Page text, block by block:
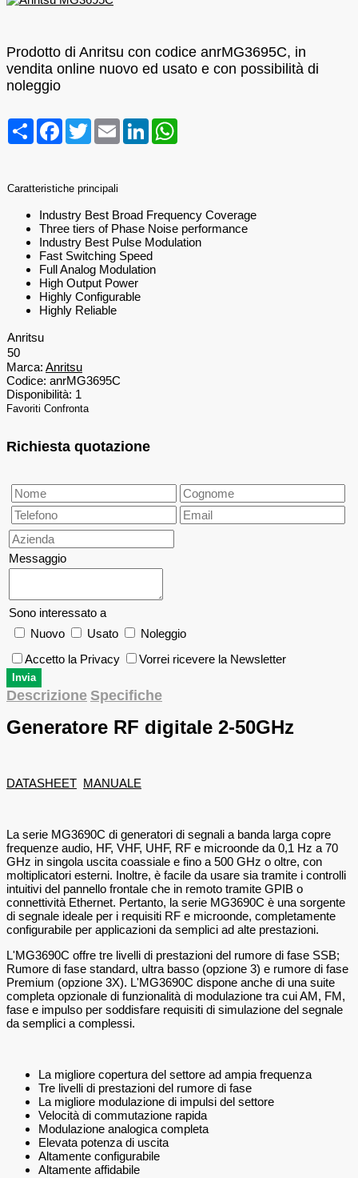
Prodotto di Anritsu con codice anrMG3695C, in
vendita online nuovo ed usato e con possibilità di
noleggio
CondividiFacebook
TwitterEmail LinkedIn
Caratteristiche principali
Industry Best Broad Frequency Coverage
Three tiers of Phase Noise performance
Industry Best Pulse Modulation
Fast Switching Speed
Full Analog Modulation
High Output Power
Highly Configurable
Highly Reliable
Anritsu
50
Marca: Anritsu
Codice: anrMG3695C
Disponibilità: 1
Favoriti Confronta
Richiesta quotazione
Messaggio
Sono interessato a
Nuovo
Usato
Noleggio
Accetto la Privacy
Vorrei ricevere la Newsletter
Descrizione Specifiche
Generatore RF digitale 2-50GHz
DATASHEET MANUALE
La serie MG3690C di generatori di segnali a banda larga copre
frequenze audio, HF, VHF, UHF, RF e microonde da 0,1 Hz a 70
GHz in singola uscita coassiale e fino a 500 GHz o oltre, con
moltiplicatori esterni. Inoltre, è facile da usare sia tramite i controlli
intuitivi del pannello frontale che in remoto tramite GPIB o
connettività Ethernet. Pertanto, la serie MG3690C è una sorgente
di segnale ideale per i requisiti RF e microonde, completamente
configurabile per applicazioni da semplici ad alte prestazioni.
L'MG3690C offre tre livelli di prestazioni del rumore di fase SSB;
Rumore di fase standard, ultra basso (opzione 3) e rumore di fase
Premium (opzione 3X). L'MG3690C dispone anche di una suite
completa opzionale di funzionalità di modulazione tra cui AM, FM,
fase e impulso per soddisfare requisiti di simulazione del segnale
da semplici a complessi.
La migliore copertura del settore ad ampia frequenza
Tre livelli di prestazioni del rumore di fase
La migliore modulazione di impulsi del settore
Velocità di commutazione rapida
Modulazione analogica completa
Elevata potenza di uscita
Altamente configurabile
Altamente affidabile